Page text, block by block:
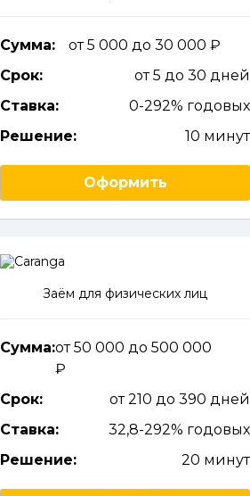
Сумма:
от 5 000 до 30 000
Срок:
от 5 до 30 дней
Ставка:
0-292% годовых
Решение:
10 минут
Оформить
Заём для физических лиц
Сумма:от 50 000 до 500 000
Срок:
от 210 до 390 дней
Ставка:
32,8-292% годовых
Решение:
20 минут